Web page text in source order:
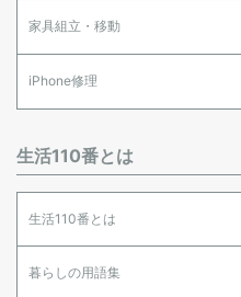
家具組立・移動
iPhone修理
生活110番とは
生活110番とは
暮らしの用語集